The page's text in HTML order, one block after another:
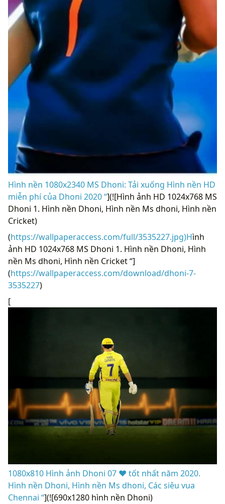
Hình nền 1080x2340 MS Dhoni: Tải xuống Hình nền HD
miễn phí của Dhoni 2020 “](![Hình ảnh HD 1024x768 MS
Dhoni 1. Hình nền Dhoni, Hình nền Ms dhoni, Hình nền
Cricket)
(https://wallpaperaccess.com/full/3535227.jpg)Hình
ảnh HD 1024x768 MS Dhoni 1. Hình nền Dhoni, Hình
nền Ms dhoni, Hình nền Cricket “]
(https://wallpaperaccess.com/download/dhoni-7-
3535227)
[
1080x810 Hình ảnh Dhoni 07 ❤️ tốt nhất năm 2020.
Hình nền Dhoni, Hình nền Ms dhoni, Các siêu vua
Chennai “](![690x1280 hình nền Dhoni)